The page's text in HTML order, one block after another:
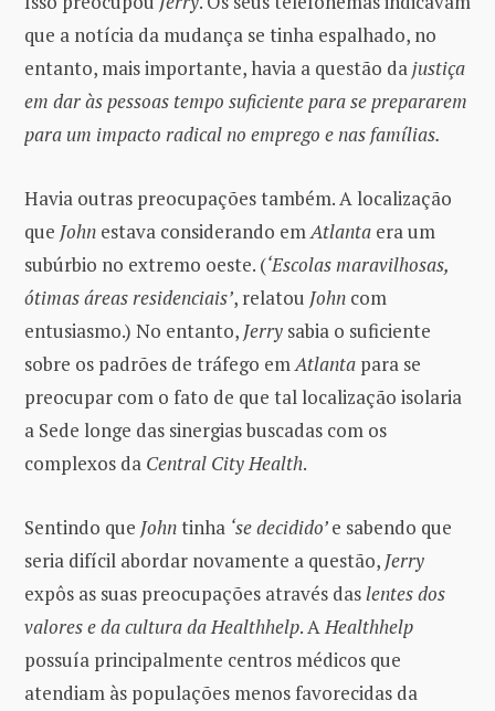
que a notícia da mudança se tinha espalhado, no
entanto, mais importante, havia a questão dajustiça
em dar às pessoas tempo suficiente para se prepararem
para um impacto radical no emprego e nas famílias.
Havia outras preocupações também. A localização
que John estava considerando emAtlanta era um
subúrbio no extremo oeste. (‘Escolas maravilhosas,
ótimas áreas residenciais’, relatou John com
entusiasmo.) No entanto, Jerry sabia o suficiente
sobre os padrões de tráfego emAtlanta para se
preocupar com o fato de que tal localização isolaria
a Sede longe das sinergias buscadas com os
complexos da Central City Health.
Sentindo que Johntinha ‘se decidido’e sabendo que
seria difícil abordar novamente a questão, Jerry
expôs as suas preocupações através daslentes dos
valores e da cultura da Healthhelp. AHealthhelp
possuía principalmente centros médicos que
atendiam às populações menos favorecidas da